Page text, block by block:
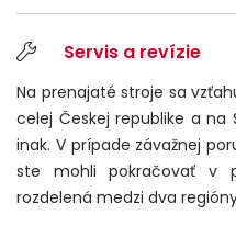
Servis a revízie
Na prenajaté stroje sa
celej Českej republike a na
inak. V prípade závažnej
ste mohli pokračovať v
rozdelená medzi dva